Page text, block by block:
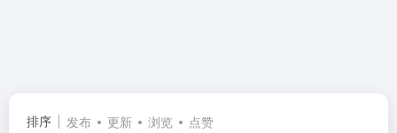
排序 发布 更新 浏览 点赞